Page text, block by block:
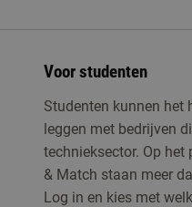
Voor studenten
Studenten kunnen het
leggen met bedrijven
technieksector. Op
& Match staan meer
Log in en kies met